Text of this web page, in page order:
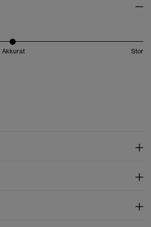
Akkurat Stor